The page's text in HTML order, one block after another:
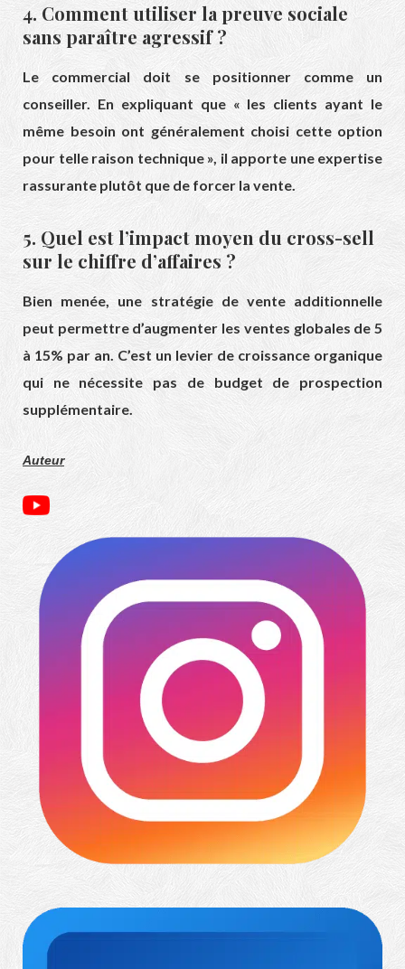
4. Comment utiliser la preuve sociale
sans paraître agressif ?
Le commercial doit se positionner comme un
conseiller. En expliquant que « les clients ayant le
même besoin ont généralement choisi cette option
pour telle raison technique », il apporte une expertise
rassurante plutôt que de forcer la vente.
5. Quel est l’impact moyen du cross-sell
sur le chiffre d’affaires ?
Bien menée, une stratégie de vente additionnelle
peut permettre d’augmenter les ventes globales de 5
à 15% par an. C’est un levier de croissance organique
qui ne nécessite pas de budget de prospection
supplémentaire.
Auteur